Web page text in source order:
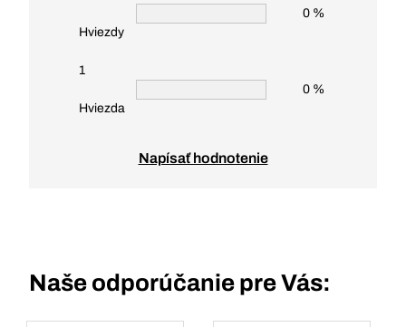
Hviezdy
0 %
1
Hviezda
0 %
Napísať hodnotenie
Naše odporúčanie pre Vás: